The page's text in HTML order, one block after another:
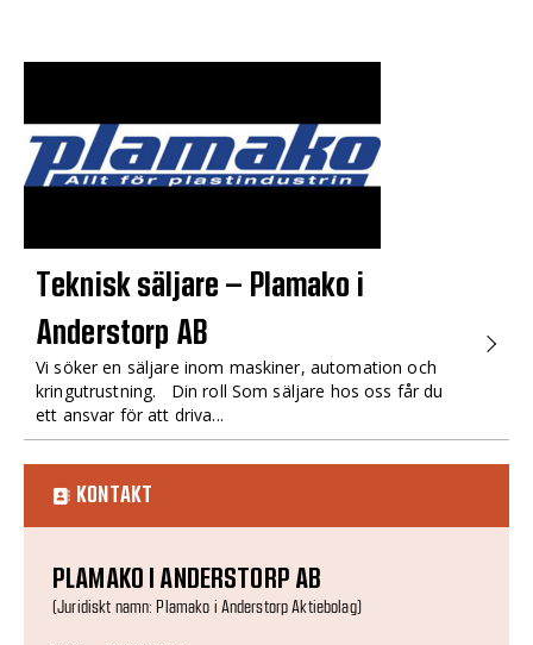
Teknisk säljare – Plamako i
Anderstorp AB
Vi söker en säljare inom maskiner, automation och
kringutrustning. Din roll Som säljare hos oss får du
ett ansvar för att driva...
KONTAKT
PLAMAKO I ANDERSTORP AB
(Juridiskt namn: Plamako i Anderstorp Aktiebolag)